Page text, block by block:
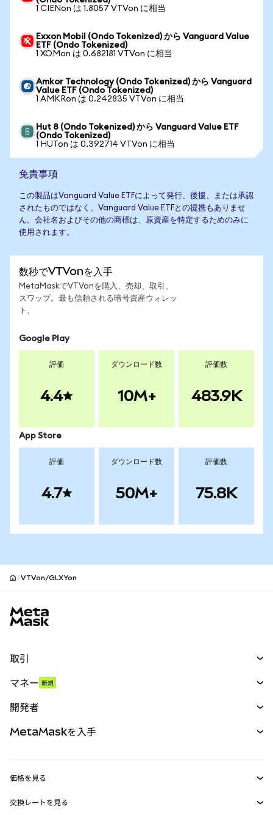
1 CIENon は 1.8057 VTVon に相当
Exxon Mobil (Ondo Tokenized) から Vanguard Value
ETF (Ondo Tokenized)
1 XOMon は 0.682181 VTVon に相当
Amkor Technology (Ondo Tokenized) から Vanguard
Value ETF (Ondo Tokenized)
1 AMKRon は 0.242835 VTVon に相当
Hut 8 (Ondo Tokenized) から Vanguard Value ETF
(Ondo Tokenized)
1 HUTon は 0.392714 VTVon に相当
免責事項
この製品はVanguard Value ETFによって発行、後援、または承認
されたものではなく、Vanguard Value ETFとの提携もありませ
ん。会社名およびその他の商標は、原資産を特定するためのみに
使用されます。
数秒でVTVonを入手
MetaMaskでVTVonを購入、売却、取引、
スワップ。最も信頼される暗号資産ウォレッ
ト。
Google Play
評価
4.4
ダウンロード数
10M+
評価数
483.9K
App Store
評価
4.7
ダウンロード数
50M+
評価数
75.8K
VTVon/GLXYon
取引
パーペチュアル
RWA
マネー 新規
開発者
MetaMask Connect
MetaMaskを入手
価格を見る
イーサリアムの価格
交換レートを見る